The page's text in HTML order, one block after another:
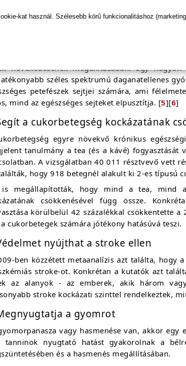
összefüggésbe hozható a fejlett
másik ígéretes tanulmány - amely 2016-
theaflavin-3 nagyon erős
növekedésének megállításában. Egy
széles spektrumú daganatellenes
petefészek sejtjei számára, ami
mind az egészséges sejteket elpusztítja. [5][6]
a cukorbetegség kockázatának
egyre növekvő krónikus
tanulmány a tea (és a kávé) fogyasztását
A vizsgálatban 40 011 résztvevő vett
hogy 918 betegnél alakult ki 2-es típusú
megállapították, hogy mind a tea, mind
csökkenésével függ össze.
körülbelül 42 százalékkal csökkentette
cukorbetegek számára jótékony hatásúvá teszi.
nyújthat a stroke ellen
ben közzétett metaanalízis azt találta, hogy
stroke-ot. Konkrétan a kutatók azt
az alanyok - az emberek, akik három
stroke kockázati szinttel rendelkeztek,
a gyomrot
vagy hasmenése van, akkor egy
tanninok nyugtató hatást gyakorolnak a
és a hasmenés megállításában.
kat használ. Szélesebb körű funkcionalitáshoz